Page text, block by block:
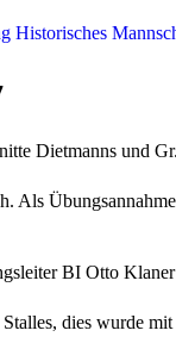
Historisches
Dietmanns und
Als
BI Otto
dies wurde